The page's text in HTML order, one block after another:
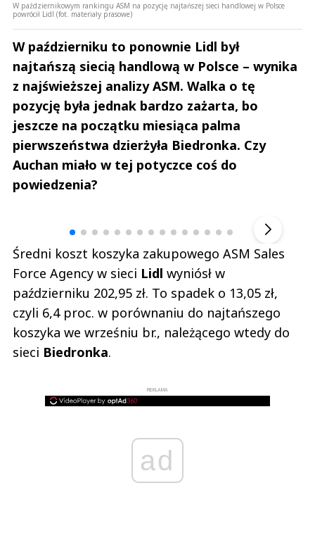
W październikowym rankingu ASM na pozycję najtańszej sieci handlowej w Polsce
powrócił Lidl (fot. materiały prasowe)
W październiku to ponownie Lidl był
najtańszą siecią handlową w Polsce – wynika
z najświeższej analizy ASM. Walka o tę
pozycję była jednak bardzo zażarta, bo
jeszcze na początku miesiąca palma
pierwszeństwa dzierżyła Biedronka. Czy
Auchan miało w tej potyczce coś do
powiedzenia?
Średni koszt koszyka zakupowego ASM Sales
Force Agency w sieci Lidl wyniósł w
październiku 202,95 zł. To spadek o 13,05 zł,
czyli 6,4 proc. w porównaniu do najtańszego
koszyka we wrześniu br., należącego wtedy do
sieci Biedronka.
REKLAMA
ad